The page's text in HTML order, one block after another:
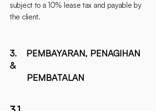
subject to a 10% lease tax and payable by
the client.
3. PEMBAYARAN, PENAGIHAN
&
PEMBATALAN